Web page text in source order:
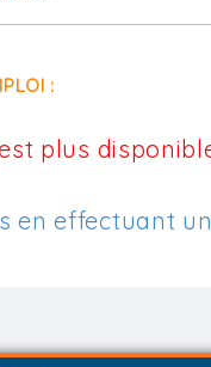
:
plus
en effectuant